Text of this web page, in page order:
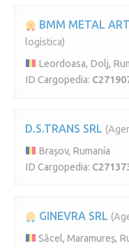
BMM METAL
logística)
Leordoasa, Dolj,
ID Cargopedia:
D.S.TRANS SRL
Brașov, Rumanía
ID Cargopedia:
GINEVRA SRL
Săcel, Maramureș,